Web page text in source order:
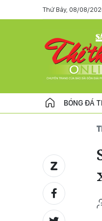
Thứ Bảy, 08/08/
BÓNG ĐÁ